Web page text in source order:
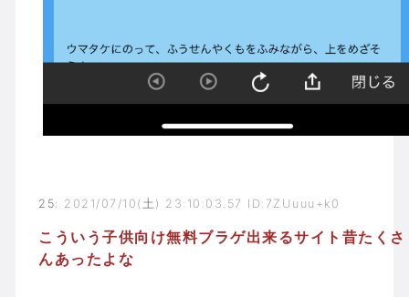
25: 2021/07/10(土) 23:10:03.57 ID:7ZUuuu+k0
こういう子供向け無料ブラゲ出来るサイト昔たくさ
んあったよな